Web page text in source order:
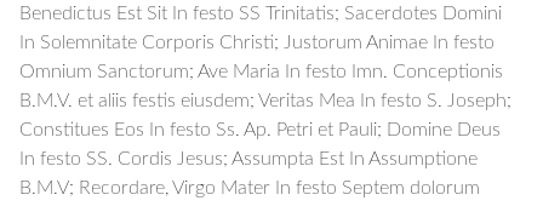
Benedictus Est Sit In festo SS Trinitatis; Sacerdotes Domini
In Solemnitate Corporis Christi; Justorum Animae In festo
Omnium Sanctorum; Ave Maria In festo Imn. Conceptionis
B.M.V. et aliis festis eiusdem; Veritas Mea In festo S. Joseph;
Constitues Eos In festo Ss. Ap. Petri et Pauli; Domine Deus
In festo SS. Cordis Jesus; Assumpta Est In Assumptione
B.M.V; Recordare, Virgo Mater In festo Septem dolorum